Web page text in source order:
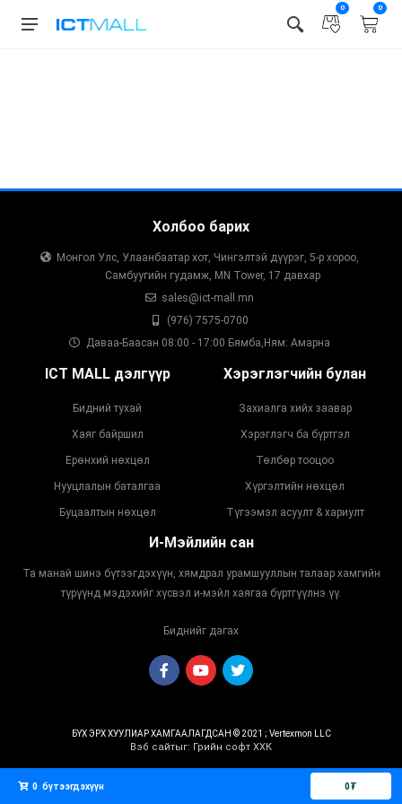
0 0
Холбоо барих
Монгол Улс, Улаанбаатар хот, Чингэлтэй дүүрэг, 5-р хороо,
Самбуугийн гудамж, MN Tower, 17 давхар
sales@ict-mall.mn
(976) 7575-0700
Даваа-Баасан 08:00 - 17:00 Бямба,Ням: Амарна
ICT MALL дэлгүүр
Бидний тухай
Хаяг байршил
Ерөнхий нөхцөл
Нууцлалын баталгаа
Буцаалтын нөхцөл
Хэрэглэгчийн булан
Захиалга хийх заавар
Хэрэглэгч ба бүртгэл
Төлбөр тооцоо
Хүргэлтийн нөхцөл
Түгээмэл асуулт & хариулт
И-Мэйлийн сан
Та манай шинэ бүтээгдэхүүн, хямдрал урамшууллын талаар хамгийн
түрүүнд мэдэхийг хүсвэл и-мэйл хаягаа бүртгүүлнэ үү.
Биднийг дагах
БҮХ ЭРХ ХУУЛИАР ХАМГААЛАГДСАН © 2021 ; Vertexmon LLC
Вэб сайтыг: Грийн софт ХХК
0 бүтээгдэхүүн 0₮